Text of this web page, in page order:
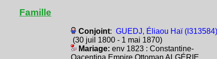
Famille
Conjoint: GUEDJ, Éliaou Haï (I313584)
(30 juil 1800 - 1 mai 1870)
Mariage: env 1823 : Constantine-
Qacentina Empire Ottoman ALGÉRIE